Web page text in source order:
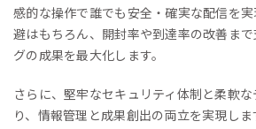
感的な操作で誰でも安全・確実な配信を
避はもちろん、開封率や到達率の改善ま
グの成果を最大化します。
さらに、堅牢なセキュリティ体制と柔軟
り、情報管理と成果創出の両立を実現し